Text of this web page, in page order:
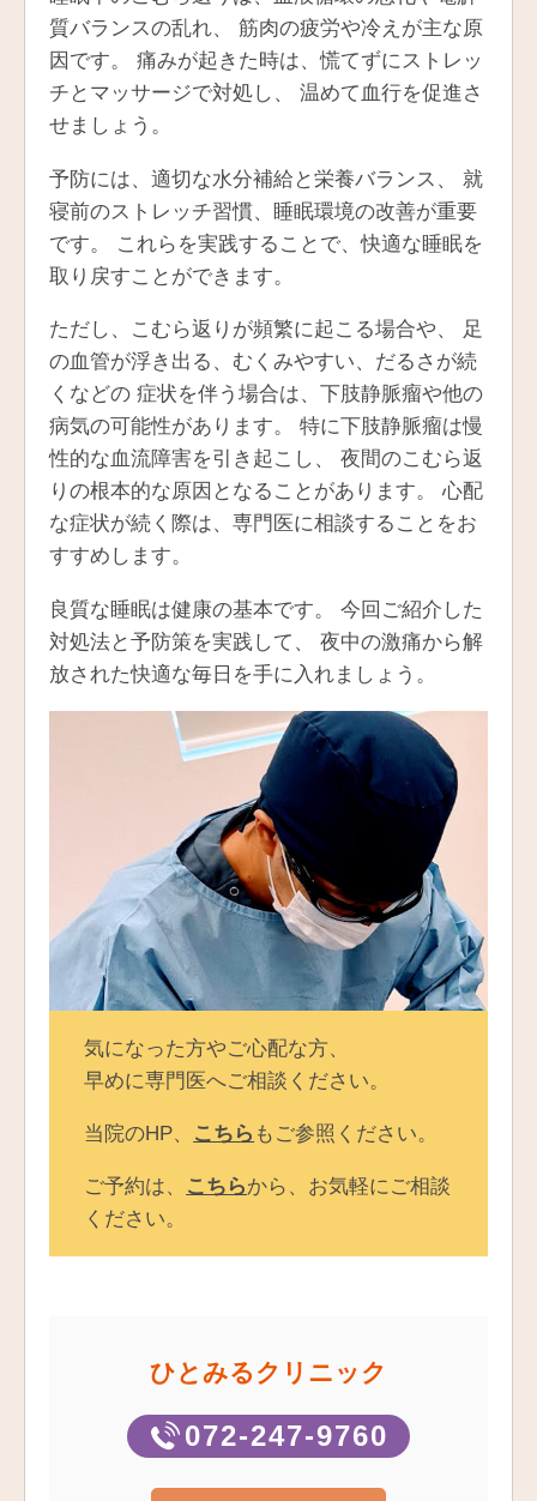
質バランスの乱れ、 筋肉の疲労や冷えが主な原
因です。 痛みが起きた時は、慌てずにストレッ
チとマッサージで対処し、 温めて血行を促進さ
せましょう。
予防には、適切な水分補給と栄養バランス、 就
寝前のストレッチ習慣、睡眠環境の改善が重要
です。 これらを実践することで、快適な睡眠を
取り戻すことができます。
ただし、こむら返りが頻繁に起こる場合や、 足
の血管が浮き出る、むくみやすい、だるさが続
くなどの 症状を伴う場合は、下肢静脈瘤や他の
病気の可能性があります。 特に下肢静脈瘤は慢
性的な血流障害を引き起こし、 夜間のこむら返
りの根本的な原因となることがあります。 心配
な症状が続く際は、専門医に相談することをお
すすめします。
良質な睡眠は健康の基本です。 今回ご紹介した
対処法と予防策を実践して、 夜中の激痛から解
放された快適な毎日を手に入れましょう。
気になった方やご心配な方、
早めに専門医へご相談ください。
当院のHP、 こちら もご参照ください。
ご予約は、 こちらから、お気軽にご相談
ください。
ひとみるクリニック
072-247-9760